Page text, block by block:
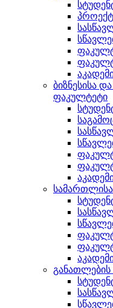
ბიზნესისა
ფაკულტეტი
განათლების